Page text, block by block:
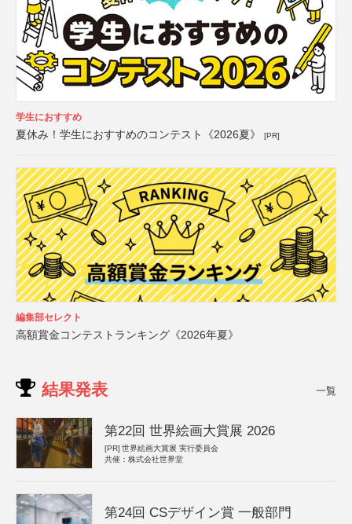
学生におすすめ
夏休み！学生におすすめのコンテスト《2026夏》 [PR]
編集部セレクト
高額賞金コンテストランキング《2026年夏》
結果発表 一覧
第22回 世界絵画大賞展 2026
[PR] 世界絵画大賞展 実行委員会
共催：株式会社世界堂
第24回 CSデザイン賞 一般部門